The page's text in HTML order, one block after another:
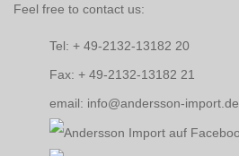
Feel free to contact us:
Tel: + 49-2132-13182 20
Fax: + 49-2132-13182 21
email: info@andersson-import.de